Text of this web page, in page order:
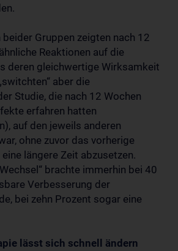
beider Gruppen zeigten nach 12
Reaktionen auf die
deren gleichwertige Wirksamkeit
aber die
Studie, die nach 12 Wochen
erfahren hatten
auf den jeweils anderen
ohne zuvor das vorherige
längere Zeit abzusetzen.
brachte immerhin bei 40
Verbesserung der
bei zehn Prozent sogar eine
lässt sich schnell ändern